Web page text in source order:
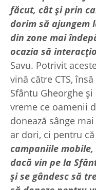
făcut, cât și prin
dorim să ajungem
din zone mai
ocazia să
Savu. Potrivit
vină către CTS,
Sfântu Gheorghe
vreme ce oamenii
donează sânge
ar dori, ci pentru
campaniile
dacă vin pe la
și se gândesc să